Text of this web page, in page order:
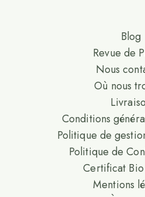
Blog
Revue de
Nous
Où nous
Conditions
Politique de
Politique de
Certificat
Mentions